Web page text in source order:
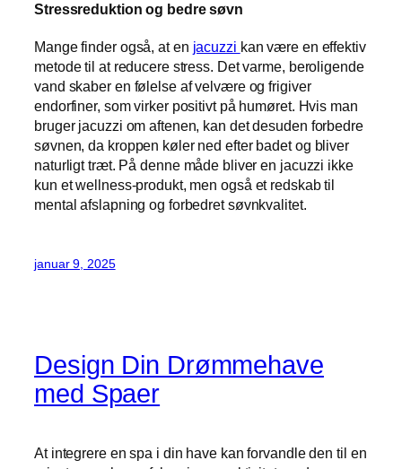
Stressreduktion og bedre søvn
Mange finder også, at en jacuzzi kan være en effektiv
metode til at reducere stress. Det varme, beroligende
vand skaber en følelse af velvære og frigiver
endorfiner, som virker positivt på humøret. Hvis man
bruger jacuzzi om aftenen, kan det desuden forbedre
søvnen, da kroppen køler ned efter badet og bliver
naturligt træt. På denne måde bliver en jacuzzi ikke
kun et wellness-produkt, men også et redskab til
mental afslapning og forbedret søvnkvalitet.
januar 9, 2025
Design Din Drømmehave
med Spaer
At integrere en spa i din have kan forvandle den til en